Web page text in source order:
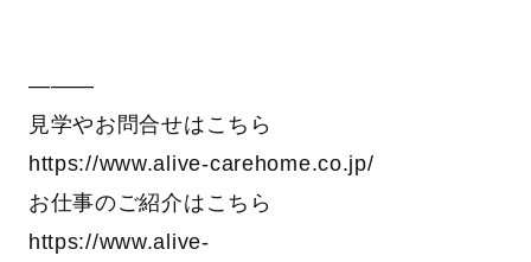
―――
見学やお問合せはこちら
https://www.alive-carehome.co.jp/
お仕事のご紹介はこちら
https://www.alive-